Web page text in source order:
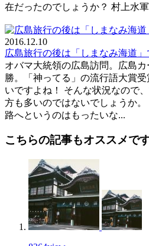
在だったのでしょうか？ 村上水
2016.12.10
広島旅行の後は「しまなみ海道」
オバマ大統領の広島訪問。広島
勝。「神ってる」の流行語大賞
いですよね！ そんな状況なので
方も多いのではないでしょうか
路へというのはもったいな...
こちらの記事もオススメで